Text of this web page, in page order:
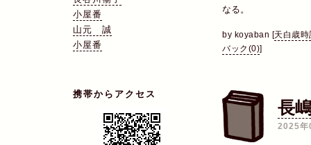
小屋番
山元 誠
小屋番
携帯からアクセス
なる。
by koyaban [天白歳時
バック(0)]
長
2025年